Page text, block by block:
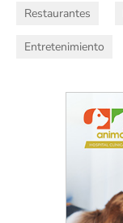
Restaurantes
Entretenimiento